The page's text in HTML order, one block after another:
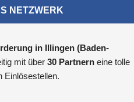
NETZWERK
in Illingen (Baden-
mit über 30 Partnern eine tolle
Einlösestellen.